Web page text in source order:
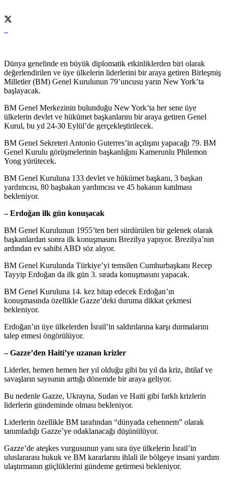
Dünya genelinde en büyük diplomatik etkinliklerden biri olarak
değerlendirilen ve üye ülkelerin liderlerini bir araya getiren Birleşmiş
Milletler (BM) Genel Kurulunun 79’uncusu yarın New York’ta
başlayacak.
BM Genel Merkezinin bulunduğu New York’ta her sene üye
ülkelerin devlet ve hükümet başkanlarını bir araya getiren Genel
Kurul, bu yıl 24-30 Eylül’de gerçekleştirilecek.
BM Genel Sekreteri Antonio Guterres’in açılışını yapacağı 79. BM
Genel Kurulu görüşmelerinin başkanlığını Kamerunlu Philemon
Yong yürütecek.
BM Genel Kuruluna 133 devlet ve hükümet başkanı, 3 başkan
yardımcısı, 80 başbakan yardımcısı ve 45 bakanın katılması
bekleniyor.
– Erdoğan ilk gün konuşacak
BM Genel Kurulunun 1955’ten beri sürdürülen bir gelenek olarak
başkanlardan sonra ilk konuşmasını Brezilya yapıyor. Brezilya’nın
ardından ev sahibi ABD söz alıyor.
BM Genel Kurulunda Türkiye’yi temsilen Cumhurbaşkanı Recep
Tayyip Erdoğan da ilk gün 3. sırada konuşmasını yapacak.
BM Genel Kuruluna 14. kez hitap edecek Erdoğan’ın
konuşmasında özellikle Gazze’deki duruma dikkat çekmesi
bekleniyor.
Erdoğan’ın üye ülkelerden İsrail’in saldırılarına karşı durmalarını
talep etmesi öngörülüyor.
– Gazze’den Haiti’ye uzanan krizler
Liderler, hemen hemen her yıl olduğu gibi bu yıl da kriz, ihtilaf ve
savaşların sayısının arttığı dönemde bir araya geliyor.
Bu nedenle Gazze, Ukrayna, Sudan ve Haiti gibi farklı krizlerin
liderlerin gündeminde olması bekleniyor.
Liderlerin özellikle BM tarafından “dünyada cehennem” olarak
tanımladığı Gazze’ye odaklanacağı düşünülüyor.
Gazze’de ateşkes vurgusunun yanı sıra üye ülkelerin İsrail’in
uluslararası hukuk ve BM kararlarını ihlali ile bölgeye insani yardım
ulaştırmanın güçlüklerini gündeme getirmesi bekleniyor.